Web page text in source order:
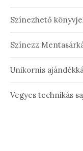
Színezhető
Színezz
Unikornis
Vegyes technikás